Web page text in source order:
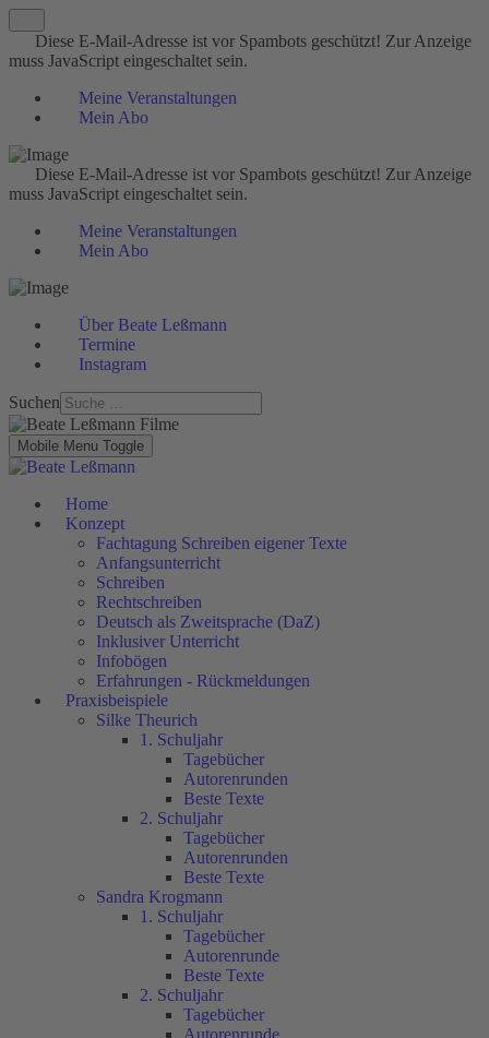
Diese E-Mail-Adresse ist vor Spambots geschützt! Zur Anzeige
muss JavaScript eingeschaltet sein.
Meine Veranstaltungen
Mein Abo
Diese E-Mail-Adresse ist vor Spambots geschützt! Zur Anzeige
muss JavaScript eingeschaltet sein.
Meine Veranstaltungen
Mein Abo
Über Beate Leßmann
Termine
Instagram
Suchen
Mobile Menu Toggle
Home
Konzept
Fachtagung Schreiben eigener Texte
Anfangsunterricht
Schreiben
Rechtschreiben
Deutsch als Zweitsprache (DaZ)
Inklusiver Unterricht
Infobögen
Erfahrungen - Rückmeldungen
Praxisbeispiele
Silke Theurich
1. Schuljahr
Tagebücher
Autorenrunden
Beste Texte
2. Schuljahr
Tagebücher
Autorenrunden
Beste Texte
Sandra Krogmann
1. Schuljahr
Tagebücher
Autorenrunde
Beste Texte
2. Schuljahr
Tagebücher
Autorenrunde